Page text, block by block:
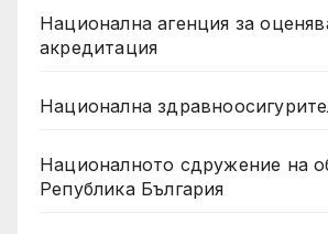
Национална агенция за
акредитация
Национална
Националното сдружение на
Република България